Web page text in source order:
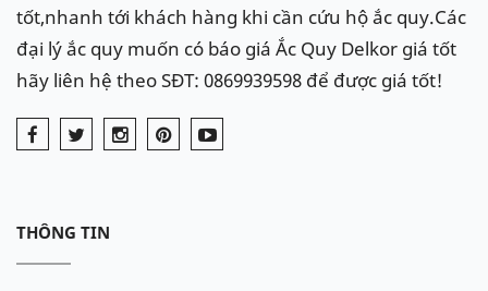
tốt,nhanh tới khách hàng khi cần cứu hộ ắc quy.Các
đại lý ắc quy muốn có báo giá Ắc Quy Delkor giá tốt
hãy liên hệ theo SĐT: 0869939598 để được giá tốt!
THÔNG TIN